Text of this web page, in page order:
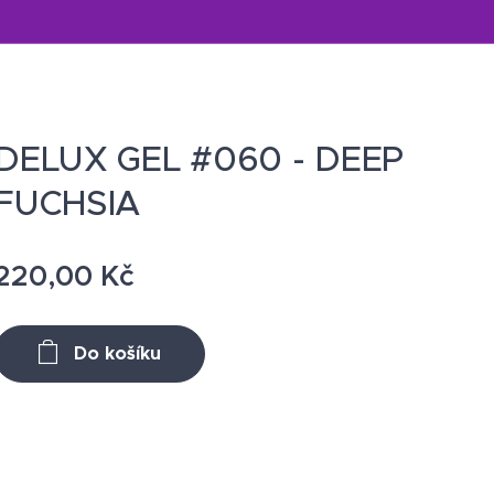
GEL #060 - DEEP
Kč
Do košíku